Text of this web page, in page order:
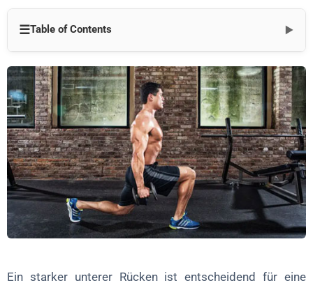
☰Table of Contents ▼
Aufwärmübungen
Kurzhantelübungen für die Stärkung des unteren Rückens
1. Übergebeugte Reihe
2. Rumänisches Kreuzheben
3. Einarmiges Kurzhantel-Stemmen
4. Guten Morgen
6. Umgekehrte Hyperextension mit Kurzhantel
Ein starker unterer Rücken ist entscheidend für eine